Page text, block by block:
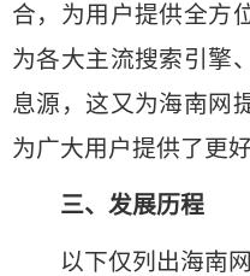
合，为用户提供全方
为各大主流搜索引擎
息源，这又为海南网
为广大用户提供了更
三、发展历程
以下仅列出海南网